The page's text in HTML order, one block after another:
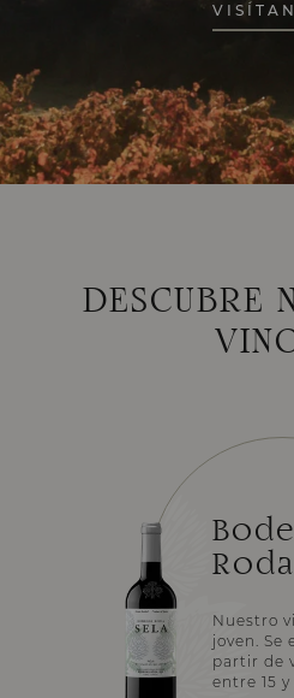
DESCUBRE
Nuestro
joven. Se
partir de
entre 15 y